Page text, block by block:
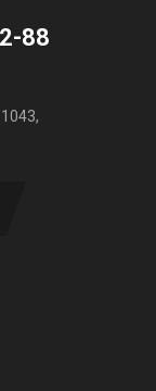
88